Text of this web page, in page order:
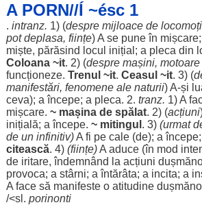
A PORN//Í ~ésc 1
. intranz. 1) (despre mijloacede
pot deplasa, ființe) A se pune în mișcare
miște, părăsind locul inițial ; a pleca din
Coloana~it. 2) (despre mașini, motoare
funcționeze. Trenul ~it. Ceasul ~it. 3) (
manifestări, fenomene ale naturii) A-și
ceva); aîncepe; a pleca. 2. tranz. 1) A
mișcare. ~ mașinade spălat. 2) (acțiuni
inițială; aîncepe. ~ mitingul . 3) (urmat
de un infinitiv)A fi pe cale(de); aîncepe
citească. 4) (ființe)A aduce(în mod
de iritare,îndemnând la acțiuni
provoca; a stârni; aîntărâta; a incita; a
A facesă manifesteo atitudine
/<sl. porinonti